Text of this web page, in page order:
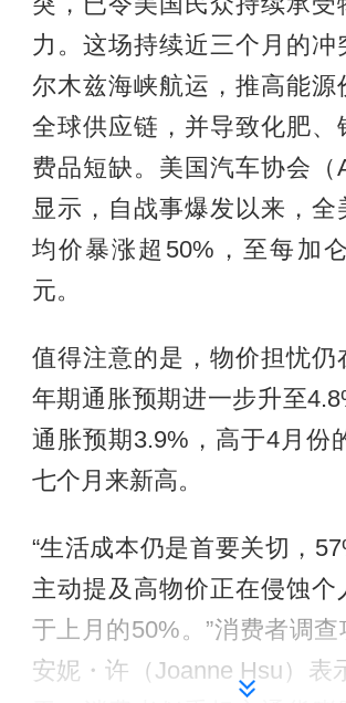
力。这场持续近三个月的冲
尔木兹海峡航运，推高能源
全球供应链，并导致化肥、
费品短缺。美国汽车协会（
显示，自战事爆发以来，全
均价暴涨超50%，至每加
元。
值得注意的是，物价担忧仍
年期通胀预期进一步升至
通胀预期3.9%，高于4月份
七个月来新高。
“生活成本仍是首要关切，
主动提及高物价正在侵蚀个
于上月的50%。”消费者调
安妮・许（Joanne Hsu）表